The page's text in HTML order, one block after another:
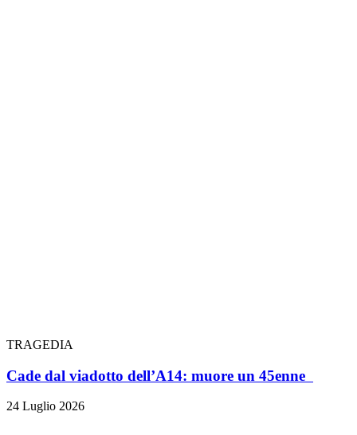
TRAGEDIA
Cade dal viadotto dell’A14: muore un 45enne
24 Luglio 2026